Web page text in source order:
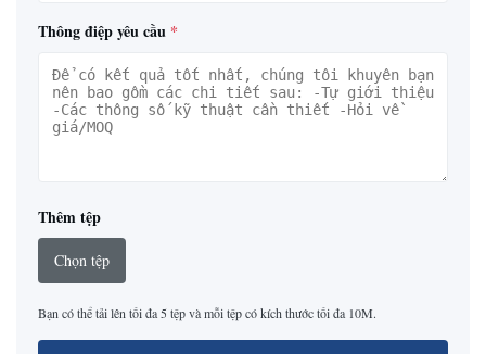
Thông điệp yêu cầu *
Thêm tệp
Chọn tệp
Bạn có thể tải lên tối đa 5 tệp và mỗi tệp có kích thước tối đa 10M.